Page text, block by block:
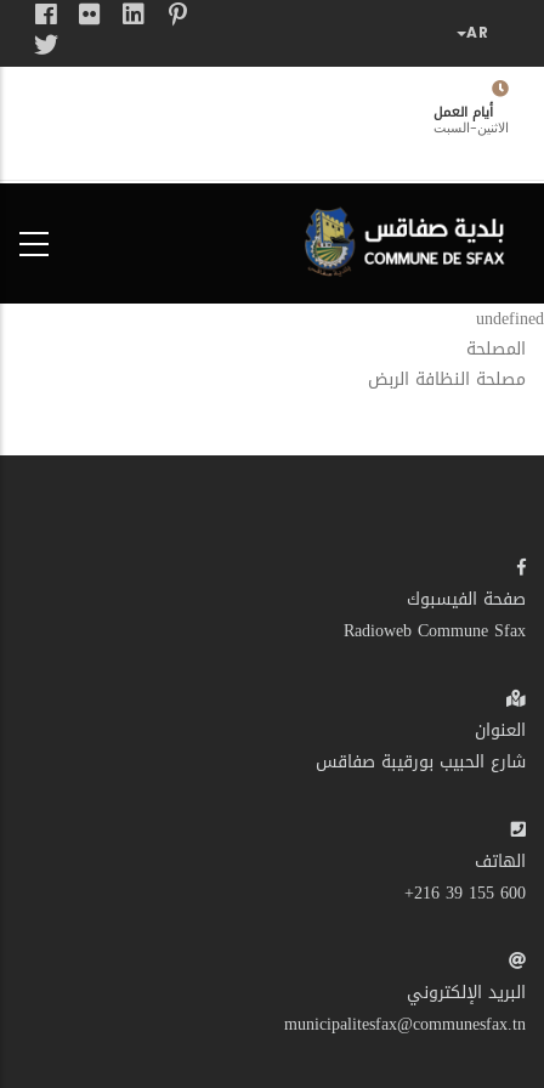
المحتوى
الرئيسيأيام العمل
الاثنين-السبت
undefined
المصلحة
مصلحة النظافة الربض
صفحة الفيسبوك
Radioweb Commune Sfax
العنوان
شارع الحبيب بورقيبة صفاقس
الهاتف
600 155 39 216+
البريد الإلكتروني
municipalitesfax@communesfax.tn